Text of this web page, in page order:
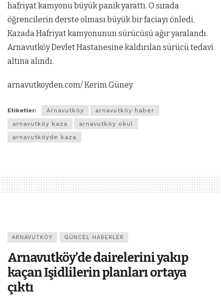
hafriyat kamyonu büyük panik yarattı. O sırada
öğrencilerin derste olması büyük bir faciayı önledi.
Kazada Hafriyat kamyonunun sürücüsü ağır yaralandı.
Arnavutköy Devlet Hastanesine kaldırılan sürücü tedavi
altına alındı.
arnavutkoyden.com/ Kerim Güney
Etiketler: Arnavutköy
arnavutköy haber
arnavutköy kaza
arnavutköy okul
arnavutköyde kaza
ARNAVUTKÖY GÜNCEL HABERLER
Arnavutköy’de dairelerini yakıp
kaçan Işidlilerin planları ortaya
çıktı